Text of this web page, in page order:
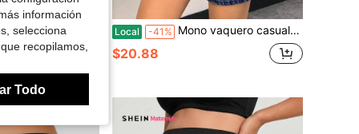
Ahorro de $24.59
bolsillos sobre el vientre, cintura alta, para yoga, embarazo, suaves, para entrenamiento, ropa deportiva para mujer en varios colores.
Local -41% Mono vaquero casual con diseño de botones laterales para mujer
$20.88
información
selecciona
recopilamos,
Todo